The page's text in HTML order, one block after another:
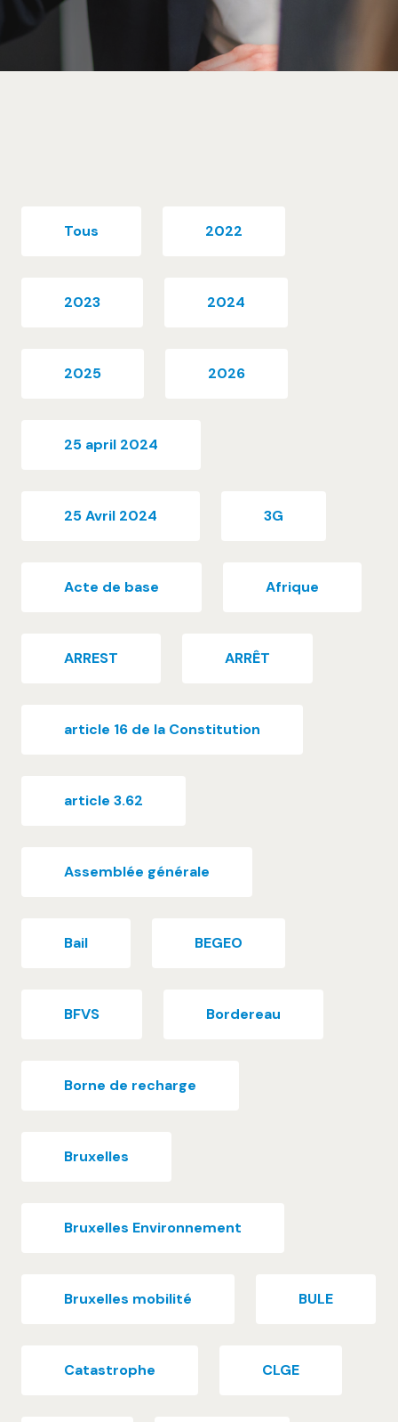
Tous 2022
2023 2024
2025 2026
25 april 2024
25 Avril 2024 3G
Acte de base Afrique
ARREST ARRÊT
article 16 de la Constitution
article 3.62
Assemblée générale
Bail BEGEO
BFVS Bordereau
Borne de recharge
Bruxelles
Bruxelles Environnement
Bruxelles mobilité BULE
Catastrophe CLGE